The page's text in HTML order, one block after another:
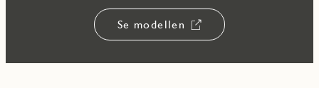
Se modellen